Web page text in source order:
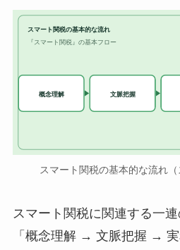
スマート関税の基本的な流れ
『スマート関税』の基本フロー
概念理解 文脈把握
スマート関税の基本的な流れ
スマート関税に関連する一
「概念理解 → 文脈把握 →